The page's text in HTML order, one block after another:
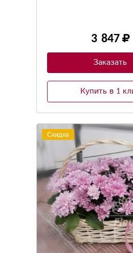
3 847
Заказать
Купить в 1
Скидка